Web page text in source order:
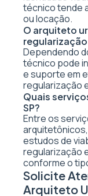
técnico tende
ou locação.
O arquiteto
Dependendo
técnico pode
e suporte em
regularização
Quais
SP?
Entre os
estudos de
regularização
conforme o
Solicite
Arquiteto